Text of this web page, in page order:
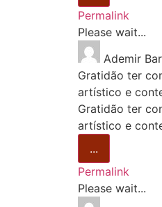
Permalink
Please wait...
Ademir
Gratidão ter
artístico e
Gratidão ter
artístico e
...
Permalink
Please wait...